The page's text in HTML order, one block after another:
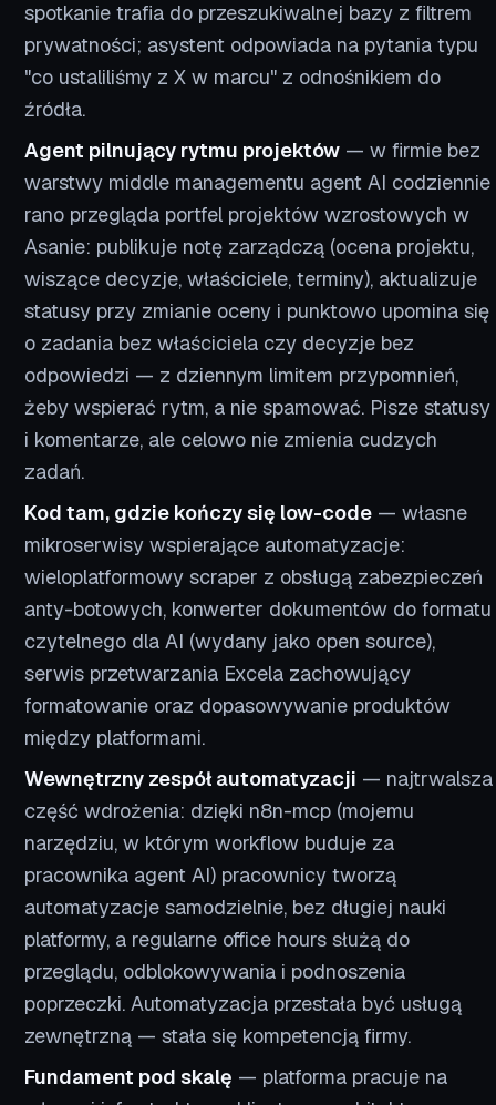
spotkanie trafia do przeszukiwalnej bazy z filtrem
prywatności; asystent odpowiada na pytania typu
"co ustaliliśmy z X w marcu" z odnośnikiem do
źródła.
Agent pilnujący rytmu projektów — w firmie bez
warstwy middle managementu agent AI codziennie
rano przegląda portfel projektów wzrostowych w
Asanie: publikuje notę zarządczą (ocena projektu,
wiszące decyzje, właściciele, terminy), aktualizuje
statusy przy zmianie oceny i punktowo upomina się
o zadania bez właściciela czy decyzje bez
odpowiedzi — z dziennym limitem przypomnień,
żeby wspierać rytm, a nie spamować. Pisze statusy
i komentarze, ale celowo nie zmienia cudzych
zadań.
Kod tam, gdzie kończy się low-code — własne
mikroserwisy wspierające automatyzacje:
wieloplatformowy scraper z obsługą zabezpieczeń
anty-botowych, konwerter dokumentów do formatu
czytelnego dla AI (wydany jako open source),
serwis przetwarzania Excela zachowujący
formatowanie oraz dopasowywanie produktów
między platformami.
Wewnętrzny zespół automatyzacji — najtrwalsza
część wdrożenia: dzięki n8n-mcp (mojemu
narzędziu, w którym workflow buduje za
pracownika agent AI) pracownicy tworzą
automatyzacje samodzielnie, bez długiej nauki
platformy, a regularne office hours służą do
przeglądu, odblokowywania i podnoszenia
poprzeczki. Automatyzacja przestała być usługą
zewnętrzną — stała się kompetencją firmy.
Fundament pod skalę — platforma pracuje na